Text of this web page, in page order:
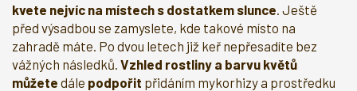
kvete nejvíc na místech s dostatkem slunce . Ještě
před výsadbou se zamyslete, kde takové místo na
zahradě máte. Po dvou letech již keř nepřesadíte bez
vážných následků. Vzhled rostliny a barvu květů
můžete dále podpořit přidáním mykorhizy a prostředku